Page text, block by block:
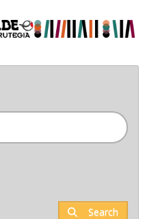
Search